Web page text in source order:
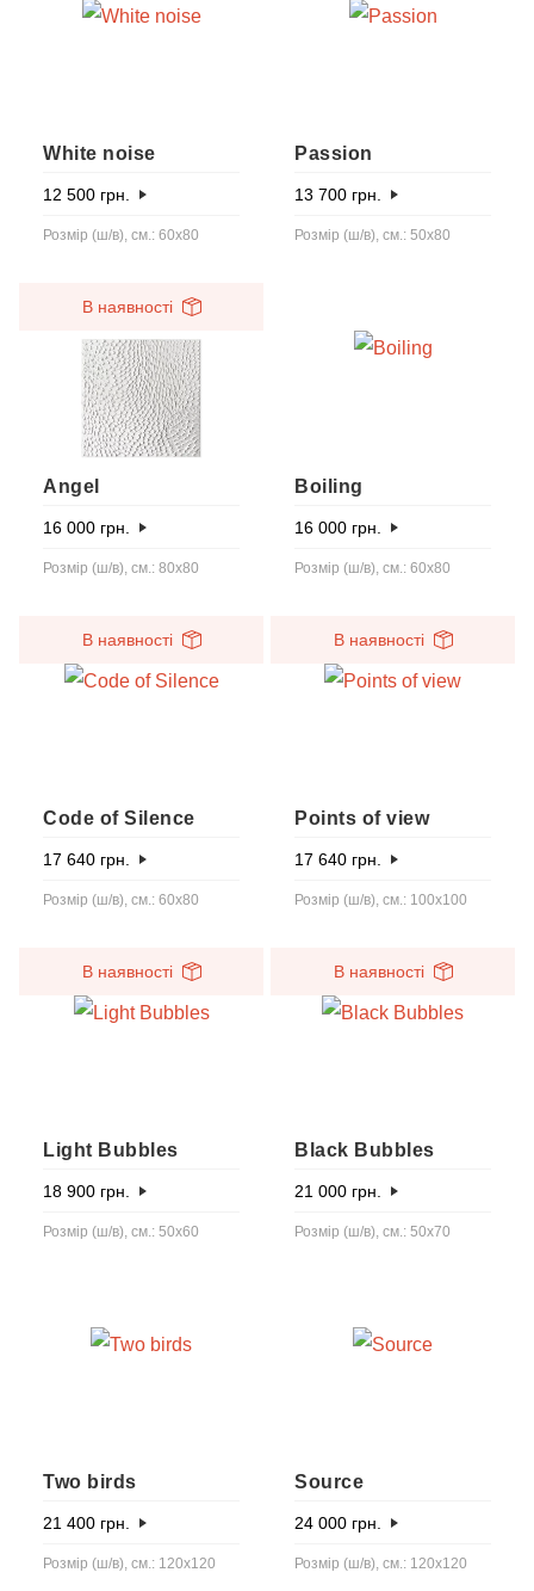
White noise
12 500 грн.
Розмір (ш/в), см.: 60x80
Passion
13 700 грн.
Розмір (ш/в), см.: 50x80
В наявності
Angel
16 000 грн.
Розмір (ш/в), см.: 80x80
Boiling
16 000 грн.
Розмір (ш/в), см.: 60x80
В наявності
Code of Silence
17 640 грн.
Розмір (ш/в), см.: 60х80
В наявності
Points of view
17 640 грн.
Розмір (ш/в), см.: 100х100
В наявності
Light Bubbles
18 900 грн.
Розмір (ш/в), см.: 50x60
В наявності
Black Bubbles
21 000 грн.
Розмір (ш/в), см.: 50х70
Two birds
21 400 грн.
Розмір (ш/в), см.: 120x120
Source
24 000 грн.
Розмір (ш/в), см.: 120x120